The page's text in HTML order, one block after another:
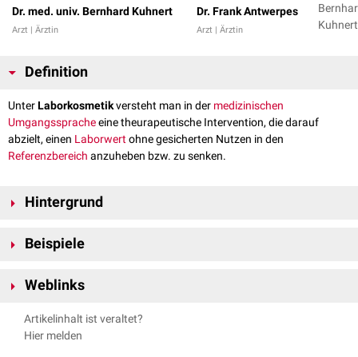
Dr. med. univ. Bernhard Kuhnert
Arzt | Ärztin
Dr. Frank Antwerpes
Arzt | Ärztin
Definition
UnterLaborkosmetikversteht man in der medizinischen
Umgangsspracheeine theurapeutische Intervention, die darauf
abzielt, einen Laborwertohne gesicherten Nutzen in den
Referenzbereich anzuheben bzw. zu senken.
Hintergrund
Nebenwirkungengegenüber. Vor allem bei
Beispiele
Verdacht der Laborkosmetik steht, sind zum Beispiel:
TSHbei latenter Hypothyreose
Weblinks
https://aerztezeitung.at/2018/oaz-artikel/medizin/hashimoto-
thyreoiditis-laborkosmetik-vermeiden/
Artikelinhalt ist veraltet?
Hier melden